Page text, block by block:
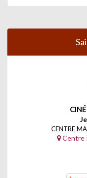
CENTRE
Centre